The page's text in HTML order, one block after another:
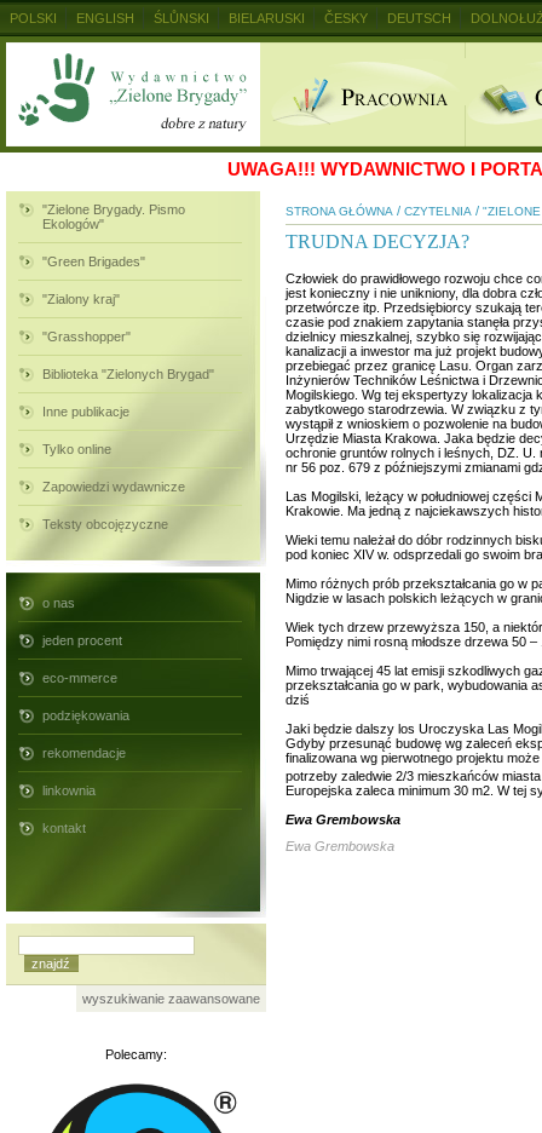
UWAGA!!! WYDAWNICTWO I
"Zielone Brygady. Pismo
Ekologów"
"Green Brigades"
"Zialony kraj"
"Grasshopper"
Biblioteka "Zielonych Brygad"
Inne publikacje
Tylko online
Zapowiedzi wydawnicze
Teksty obcojęzyczne
o nas
jeden procent
eco-mmerce
podziękowania
rekomendacje
linkownia
kontakt
wyszukiwanie zaawansowane
Polecamy:
STRONA GŁÓWNA / CZYTELNIA /
TRUDNA DECYZJA?
Człowiek do prawidłowego rozwoju chce
jest konieczny i nie unikniony, dla dobra
przetwórcze itp. Przedsiębiorcy szukają
czasie pod znakiem zapytania stanęła
dzielnicy mieszkalnej, szybko się
kanalizacji a inwestor ma już projekt
przebiegać przez granicę Lasu. Organ
Inżynierów Techników Leśnictwa i
Mogilskiego. Wg tej ekspertyzy lokalizacja
zabytkowego starodrzewia. W związku z
wystąpił z wnioskiem o pozwolenie na
Urzędzie Miasta Krakowa. Jaka będzie
ochronie gruntów rolnych i leśnych, DZ.
nr 56 poz. 679 z późniejszymi zmianami
Las Mogilski, leżący w południowej części
Krakowie. Ma jedną z najciekawszych
Wieki temu należał do dóbr rodzinnych
pod koniec XIV w. odsprzedali go swoim
Mimo różnych prób przekształcania go w
Nigdzie w lasach polskich leżących w
Wiek tych drzew przewyższa 150, a
Pomiędzy nimi rosną młodsze drzewa 50
Mimo trwającej 45 lat emisji szkodliwych
przekształcania go w park, wybudowania
dziś
Jaki będzie dalszy los Uroczyska Las
Gdyby przesunąć budowę wg zaleceń
finalizowana wg pierwotnego projektu
potrzeby zaledwie 2/3 mieszkańców
Europejska zaleca minimum 30 m2. W tej
Ewa Grembowska
Ewa Grembowska
POLSKI ENGLISH ŚLŮNSKI BIELARUSKI ČESKY DEUTSCH